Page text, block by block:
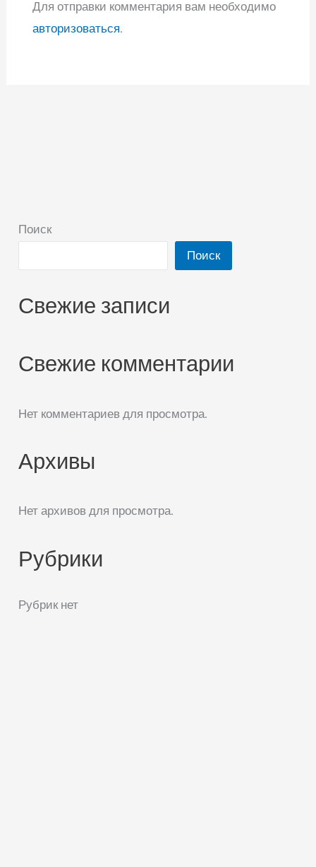
Для отправки комментария вам необходимо
авторизоваться.
Поиск
Поиск
Свежие записи
Свежие комментарии
Нет комментариев для просмотра.
Архивы
Нет архивов для просмотра.
Рубрики
Рубрик нет